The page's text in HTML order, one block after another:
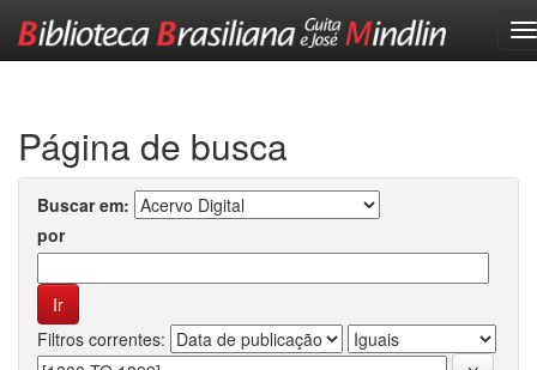
Página de busca
Buscar em:
por
Filtros correntes: